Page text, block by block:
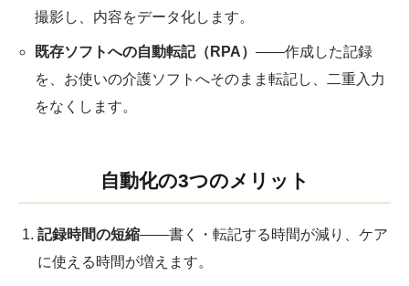
撮影し、内容をデータ化します。
既存ソフトへの自動転記（RPA）――作成した記録
を、お使いの介護ソフトへそのまま転記し、二重入力
をなくします。
自動化の3つのメリット
記録時間の短縮――書く・転記する時間が減り、ケア
に使える時間が増えます。